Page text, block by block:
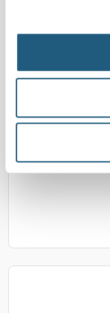
ZNL Yvonne Gerlach,
isy_g@web.de